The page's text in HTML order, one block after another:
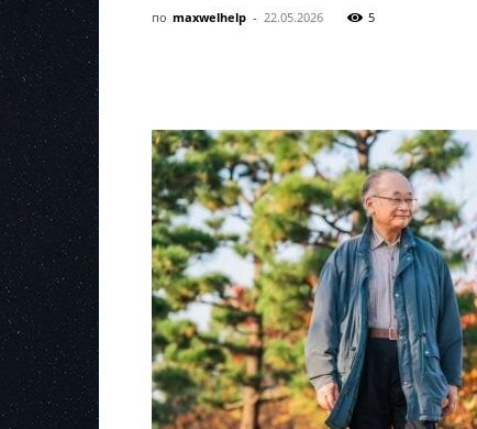
по maxwelhelp - 22.05.2026 5